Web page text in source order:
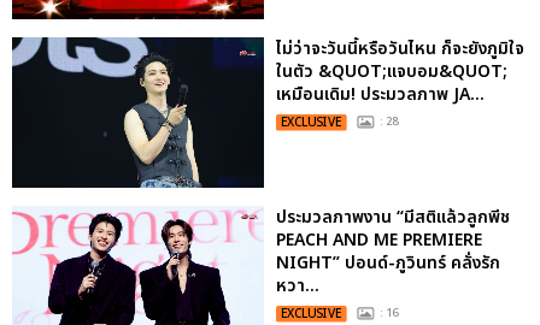
ไม่ว่าจะวันนี้หรือวันไหน ก็จะยังภูมิใจ
ในตัว &QUOT;แจบอม&QUOT;
เหมือนเดิม! ประมวลภาพ JA...
EXCLUSIVE : 28
ประมวลภาพงาน “มีสติแล้วลูกพีช
PEACH AND ME PREMIERE
NIGHT” ปอนด์-ภูวินทร์ คลั่งรัก
หวา...
EXCLUSIVE : 16